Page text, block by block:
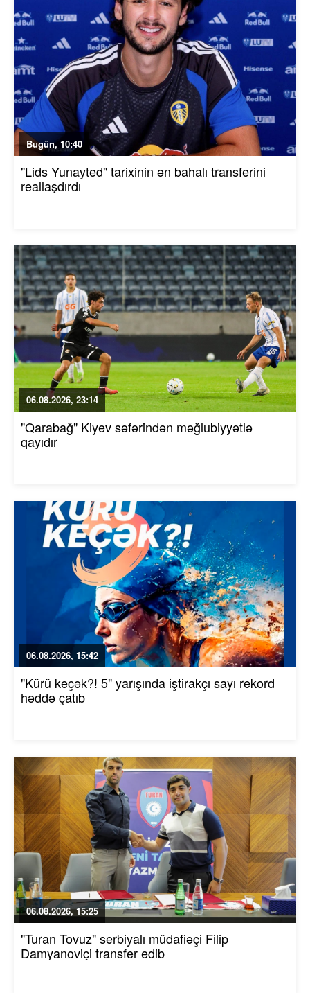
Bugün, 10:40
"Lids Yunayted" tarixinin ən bahalı transferini
reallaşdırdı
06.08.2026, 23:14
"Qarabağ" Kiyev səfərindən məğlubiyyətlə
qayıdır
06.08.2026, 15:42
"Kürü keçək?! 5" yarışında iştirakçı sayı rekord
həddə çatıb
06.08.2026, 15:25
"Turan Tovuz" serbiyalı müdafiəçi Filip
Damyanoviçi transfer edib